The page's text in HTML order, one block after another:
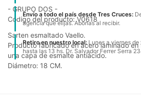
Envío a todo el país desde Tres Cruces:
agencia que elijas. Abonas al recibir.
Retiro en nuestro local:Lunes a viernes de
hasta las 13 hs. Dr. Salvador Ferrer Serra
- GRUPO DOS -
Código del producto: V0618
Sarten esmaltado Vaello.
Producto fabricado en acero laminado
una capa de esmalte antiácido.
Diámetro: 18 CM.